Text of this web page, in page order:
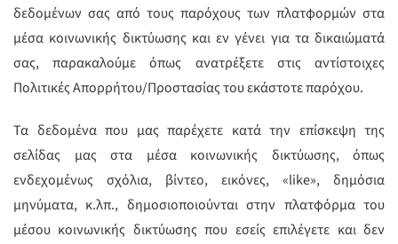
δεδομένων σας από τους παρόχους των πλατφορμών στα
μέσα κοινωνικής δικτύωσης και εν γένει για τα δικαιώματά
σας, παρακαλούμε όπως ανατρέξετε στις αντίστοιχες
Πολιτικές Απορρήτου/Προστασίας του εκάστοτε παρόχου.
Τα δεδομένα που μας παρέχετε κατά την επίσκεψη της
σελίδας μας στα μέσα κοινωνικής δικτύωσης, όπως
ενδεχομένως σχόλια, βίντεο, εικόνες, «like», δημόσια
μηνύματα, κ.λπ., δημοσιοποιούνται στην πλατφόρμα του
μέσου κοινωνικής δικτύωσης που εσείς επιλέγετε και δεν